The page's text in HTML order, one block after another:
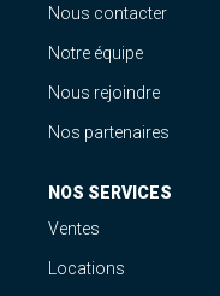
Nous contacter
Notre équipe
Nous rejoindre
Nos partenaires
NOS SERVICES
Ventes
Locations